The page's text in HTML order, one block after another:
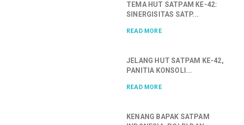
TEMA HUT SATPAM KE-42:
SINERGISITAS SATP...
READ MORE
JELANG HUT SATPAM KE-42,
PANITIA KONSOLI...
READ MORE
KENANG BAPAK SATPAM